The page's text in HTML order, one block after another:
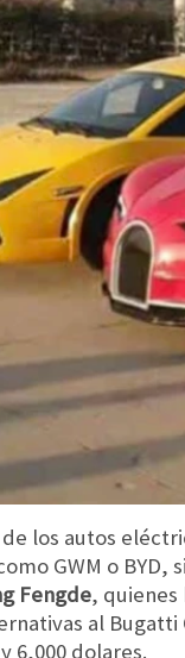
los autos
GWM o
Fengde, quienes
al
6,000 dolares.